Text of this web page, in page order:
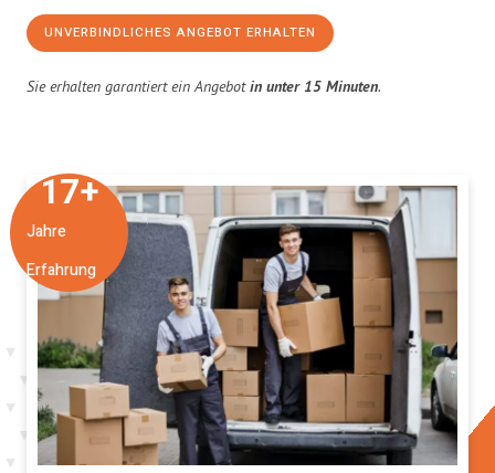
Jahre
Erfahrung
17+
UNVERBINDLICHES ANGEBOT ERHALTEN
Sie erhalten garantiert ein Angebotin unter 15 Minuten.